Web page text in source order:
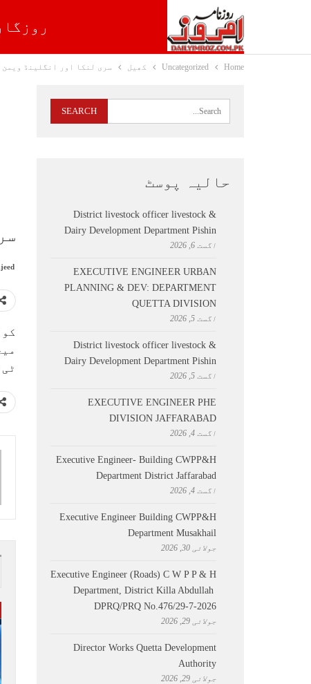
روزگار
Home
Uncategorized کھیل سری لنکا اور انگلینڈ
ٹی ٹونٹی
حالیہ پوسٹ
District livestock officer livestock &
Dairy Development Department Pishin
اگست 6, 2026
EXECUTIVE ENGINEER URBAN
PLANNING & DEV: DEPARTMENT
QUETTA DIVISION
اگست 5, 2026
District livestock officer livestock &
Dairy Development Department Pishin
اگست 5, 2026
EXECUTIVE ENGINEER PHE
DIVISION JAFFARABAD
اگست 4, 2026
Executive Engineer- Building CWPP&H
Department District Jaffarabad
اگست 4, 2026
Executive Engineer Building CWPP&H
Department Musakhail
جولائی 30, 2026
Executive Engineer (Roads) C W P P & H
Department, District Killa Abdullah ​
DPRQ/PRQ No.476/29-7-2026
جولائی 29, 2026
Director Works Quetta Development
Authority
جولائی 29, 2026